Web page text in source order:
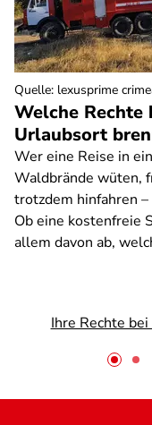
Welche Rechte
Urlaubsort
Wer eine Reise in
Waldbrände wüten,
trotzdem hinfahren
Ob eine kostenfreie
allem davon ab,
Ihre Rechte
Quelle: lexusprime